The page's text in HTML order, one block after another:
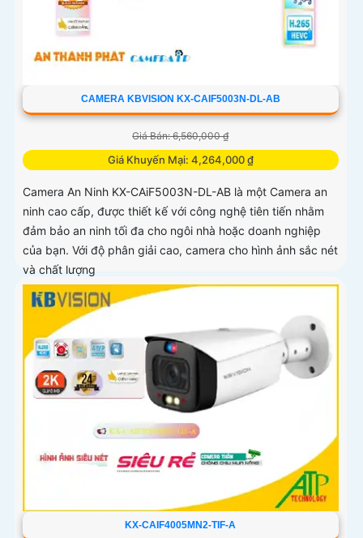
CAMERA KBVISION KX-CAIF5003N-DL-AB
Giá Bán: 6,560,000 ₫
Giá Khuyến Mại: 4,264,000 ₫
Camera An Ninh KX-CAiF5003N-DL-AB là một Camera an
ninh cao cấp, được thiết kế với công nghệ tiên tiến nhằm
đảm bảo an ninh tối đa cho ngôi nhà hoặc doanh nghiệp
của bạn. Với độ phân giải cao, camera cho hình ảnh sắc nét
và chất lượng
KX-CAIF4005MN2-TIF-A